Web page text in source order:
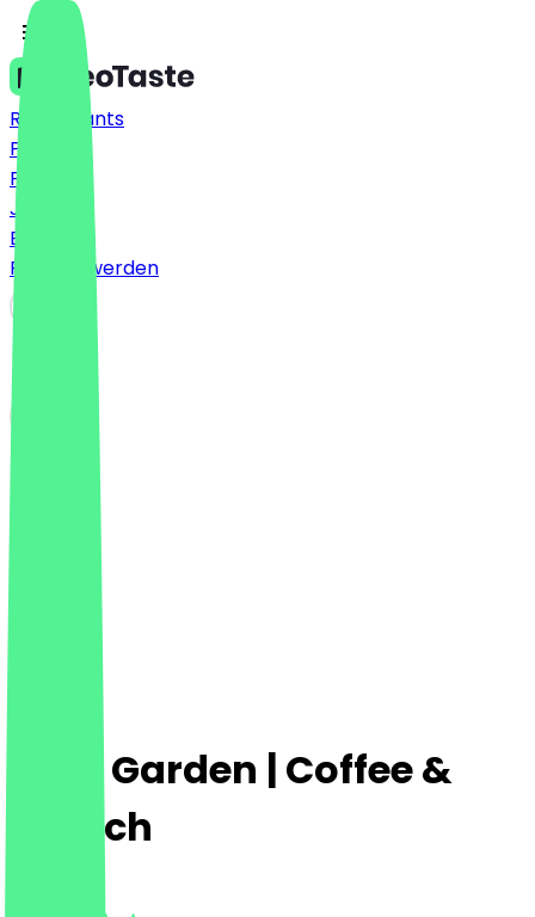
Restaurants
Preise
FAQ
Jobs
Blog
Partner werden
Café Garden | Coffee &
Brunch